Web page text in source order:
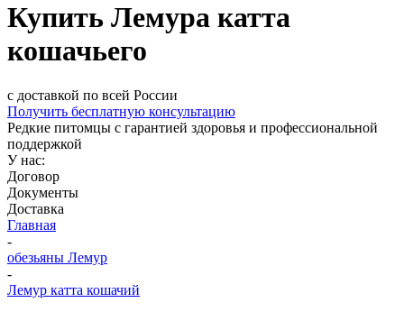
Купить Лемура катта
кошачьего
с доставкой по всей России
Получить бесплатную консультацию
Редкие питомцы с гарантией здоровья и профессиональной
поддержкой
У нас:
Договор
Документы
Доставка
Главная
-
обезьяны Лемур
-
Лемур катта кошачий